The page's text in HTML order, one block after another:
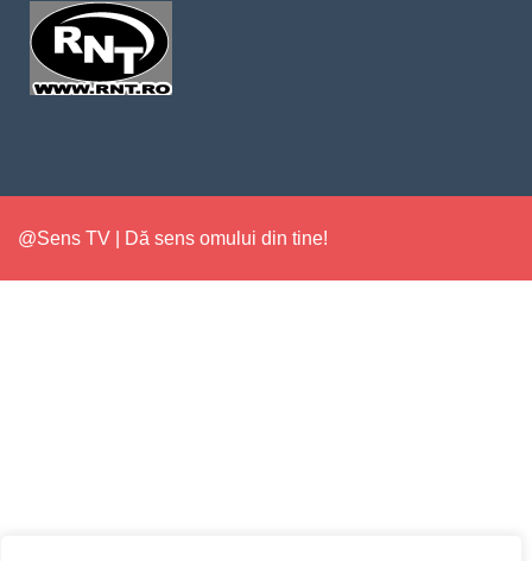
@Sens TV | Dă sens omului din tine!